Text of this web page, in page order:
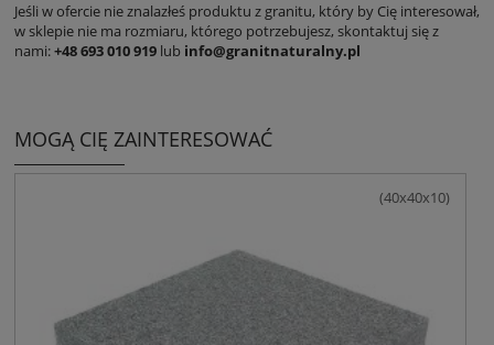
Jeśli w ofercie nie znalazłeś produktu z granitu, który by Cię interesował,
w sklepie nie ma rozmiaru, którego potrzebujesz, skontaktuj się z
nami:+48 693 010 919 lub info@granitnaturalny.pl
MOGĄ CIĘ ZAINTERESOWAĆ
(40x40x10)